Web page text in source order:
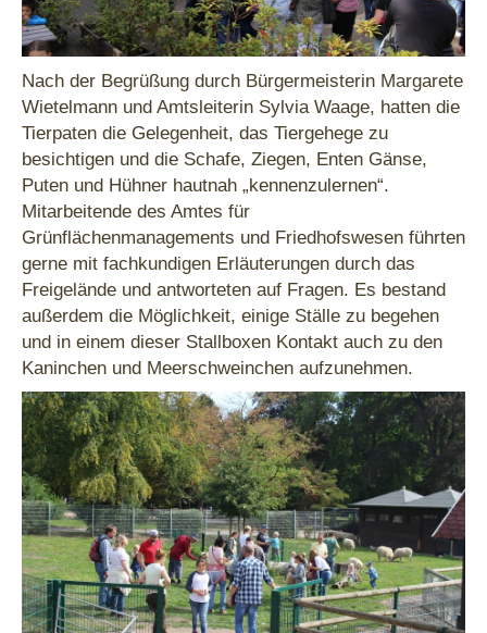
Nach der Begrüßung durch Bürgermeisterin Margarete
Wietelmann und Amtsleiterin Sylvia Waage, hatten die
Tierpaten die Gelegenheit, das Tiergehege zu
besichtigen und die Schafe, Ziegen, Enten Gänse,
Puten und Hühner hautnah „kennenzulernen“.
Mitarbeitende des Amtes für
Grünflächenmanagements und Friedhofswesen führten
gerne mit fachkundigen Erläuterungen durch das
Freigelände und antworteten auf Fragen. Es bestand
außerdem die Möglichkeit, einige Ställe zu begehen
und in einem dieser Stallboxen Kontakt auch zu den
Kaninchen und Meerschweinchen aufzunehmen.